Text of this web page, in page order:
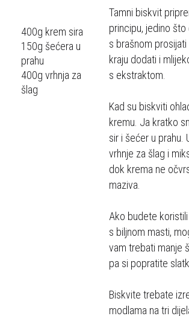
400g krem sira
150g šećera u
prahu
400g vrhnja za
šlag
Tamni biskvit
principu, jedino
s brašnom prosijati
kraju dodati i
s ekstraktom.
Kad su biskviti
kremu. Ja kratko
sir i šećer u prahu.
vrhnje za šlag i
dok krema ne
maziva.
Ako budete
s biljnom masti,
vam trebati manje
pa si popratite
Biskvite trebate
modlama na tri